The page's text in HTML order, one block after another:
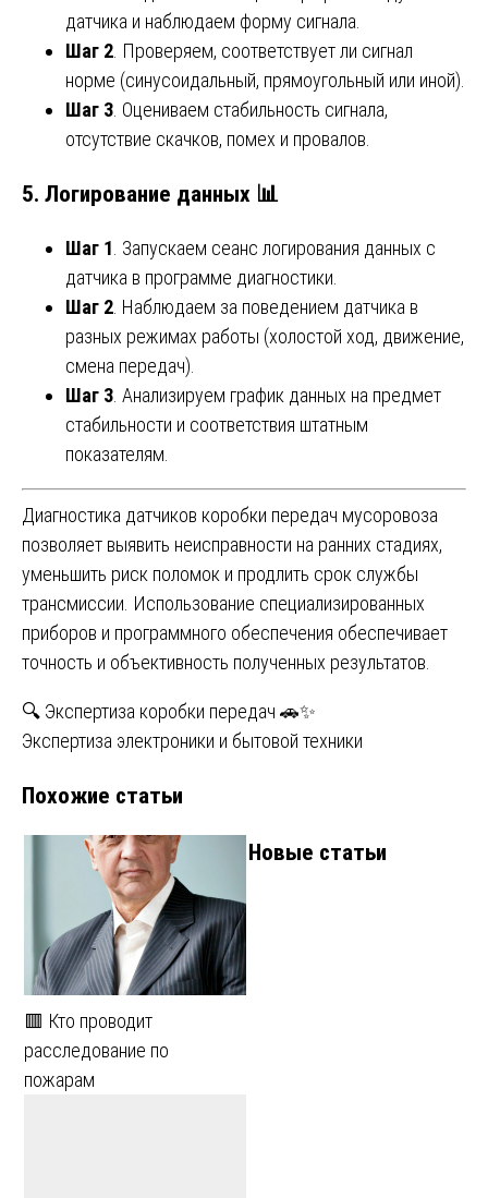
датчика и наблюдаем форму сигнала.
Шаг 2 . Проверяем, соответствует ли сигнал
норме (синусоидальный, прямоугольный или иной).
Шаг 3 . Оцениваем стабильность сигнала,
отсутствие скачков, помех и провалов.
5. Логирование данных 📊
Шаг 1 . Запускаем сеанс логирования данных с
датчика в программе диагностики.
Шаг 2 . Наблюдаем за поведением датчика в
разных режимах работы (холостой ход, движение,
смена передач).
Шаг 3 . Анализируем график данных на предмет
стабильности и соответствия штатным
показателям.
Диагностика датчиков коробки передач мусоровоза
позволяет выявить неисправности на ранних стадиях,
уменьшить риск поломок и продлить срок службы
трансмиссии. Использование специализированных
приборов и программного обеспечения обеспечивает
точность и объективность полученных результатов.
Навигация
записям
🔍 Экспертиза коробки передач 🚗✨
Экспертиза электроники и бытовой техники
Похожие статьи
🟥 Кто проводит
расследование по
пожарам
Новые статьи